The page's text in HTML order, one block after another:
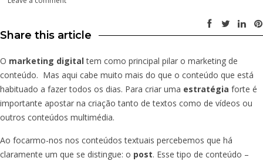
Share this article
O marketing digitaltem como principal pilar o marketing de
conteúdo. Mas aqui cabe muito mais do que o conteúdo que está
habituado a fazer todos os dias. Para criar uma estratégia forte é
importante apostar na criação tanto de textos como de vídeos ou
outros conteúdos multimédia.
Ao focarmo-nos nos conteúdos textuais percebemos que há
claramente um que se distingue: o post. Esse tipo de conteúdo –